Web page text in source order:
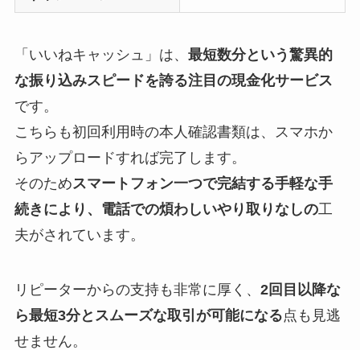
「いいねキャッシュ」は、 最短数分という驚異的
な振り込みスピードを誇る注目の現金化サービス
です。
こちらも初回利用時の本人確認書類は、スマホか
らアップロードすれば完了します。
そのためスマートフォン一つで完結する手軽な手
続きにより、電話での煩わしいやり取りなしの工
夫がされています。
リピーターからの支持も非常に厚く、 2回目以降な
ら最短3分とスムーズな取引が可能になる点も見逃
せません。